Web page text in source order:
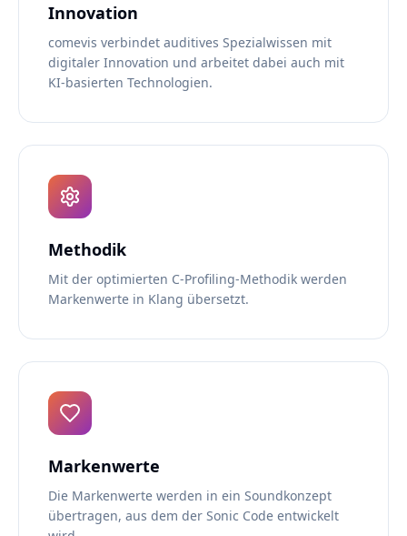
Innovation
comevis verbindet auditives Spezialwissen mit
digitaler Innovation und arbeitet dabei auch mit
KI-basierten Technologien.
Methodik
Mit der optimierten C-Profiling-Methodik werden
Markenwerte in Klang übersetzt.
Markenwerte
Die Markenwerte werden in ein Soundkonzept
übertragen, aus dem der Sonic Code entwickelt